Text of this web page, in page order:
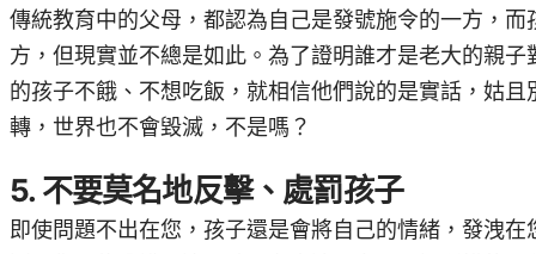
傳統教育中的父母，都認為自己是發號施令的一方，
方，但現實並不總是如此。為了證明誰才是老大的親
的孩子不餓、不想吃飯，就相信他們說的是實話，姑
轉，世界也不會毀滅，不是嗎？
5. 不要莫名地反擊、處罰孩子
即使問題不出在您，孩子還是會將自己的情緒，發洩